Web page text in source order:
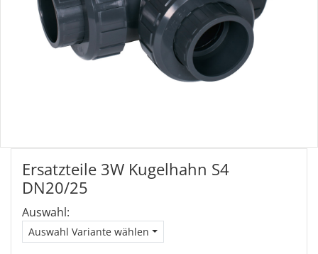
Ersatzteile 3W Kugelhahn S4
DN20/25
Auswahl:
Auswahl Variante wählen